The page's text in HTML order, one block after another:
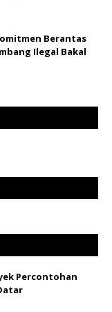
Berantas
Ilegal Bakal
Percontohan